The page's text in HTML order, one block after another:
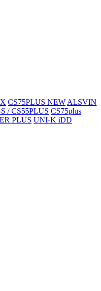
CS75PLUS NEW ALSVIN
/ CS55PLUS CS75plus
PLUS UNI-K iDD